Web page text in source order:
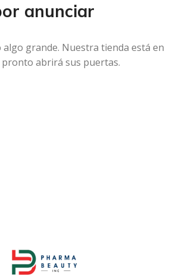
anunciar
algo grande. Nuestra tienda está en
abrirá sus puertas.